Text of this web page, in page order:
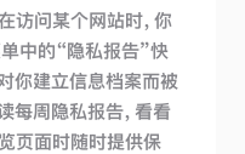
踪
功
能
访问某个网站时，你
中的“隐私报告”快
你建立信息档案而被
每周隐私报告，看看
页面时随时提供保